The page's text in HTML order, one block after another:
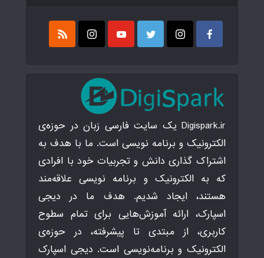
Digispark.ir یک سایت فارسی زبان در حوزه‌ی
الکترونیک و برنامه نویسی است. ما با هدف به
اشتراک گذاری دانش و تجربیات خود با افرادی
که به الکترونیک و برنامه نویسی علاقه‌مند
هستند، ایجاد شدیم. هدف ما در دیجی
اسپارک، ارائه آموزش‌هایی برای تمام سطوح
کاربری، از مبتدی تا پیشرفته، در حوزه‌ی
الکترونیک و برنامه‌نویسی است. دیجی اسپارک